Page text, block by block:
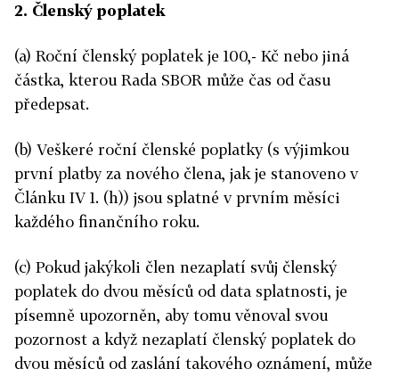
2. Členský poplatek
(a) Roční členský poplatek je 100,- Kč nebo jiná
částka, kterou Rada SBOR může čas od času
předepsat.
(b) Veškeré roční členské poplatky (s výjimkou
první platby za nového člena, jak je stanoveno v
Článku IV 1. (h)) jsou splatné v prvním měsíci
každého finančního roku.
(c) Pokud jakýkoli člen nezaplatí svůj členský
poplatek do dvou měsíců od data splatnosti, je
písemně upozorněn, aby tomu věnoval svou
pozornost a když nezaplatí členský poplatek do
dvou měsíců od zaslání takového oznámení, může